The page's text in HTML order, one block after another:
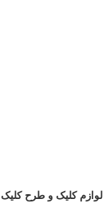
لوازم کلیک و طرح کلیک
تایپ کنید.